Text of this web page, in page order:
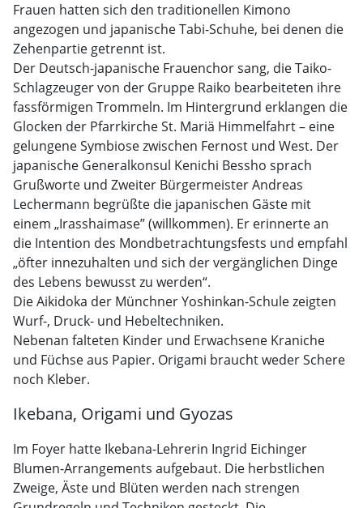
Frauen hatten sich den traditionellen Kimono
angezogen und japanische Tabi-Schuhe, bei denen die
Zehenpartie getrennt ist.
Der Deutsch-japanische Frauenchor sang, die Taiko-
Schlagzeuger von der Gruppe Raiko bearbeiteten ihre
fassförmigen Trommeln. Im Hintergrund erklangen die
Glocken der Pfarrkirche St. Mariä Himmelfahrt – eine
gelungene Symbiose zwischen Fernost und West. Der
japanische Generalkonsul Kenichi Bessho sprach
Grußworte und Zweiter Bürgermeister Andreas
Lechermann begrüßte die japanischen Gäste mit
einem „Irasshaimase” (willkommen). Er erinnerte an
die Intention des Mondbetrachtungsfests und empfahl
„öfter innezuhalten und sich der vergänglichen Dinge
des Lebens bewusst zu werden“.
Die Aikidoka der Münchner Yoshinkan-Schule zeigten
Wurf-, Druck- und Hebeltechniken.
Nebenan falteten Kinder und Erwachsene Kraniche
und Füchse aus Papier. Origami braucht weder Schere
noch Kleber.
Ikebana, Origami und Gyozas
Im Foyer hatte Ikebana-Lehrerin Ingrid Eichinger
Blumen-Arrangements aufgebaut. Die herbstlichen
Zweige, Äste und Blüten werden nach strengen